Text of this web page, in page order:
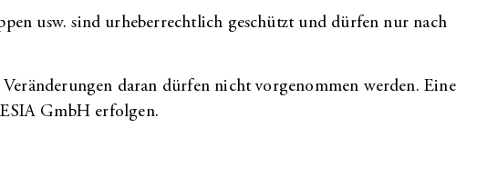
usw. sind urheberrechtlich geschützt und dürfen nur nach
daran dürfen nicht vorgenommen werden. Eine
GmbH erfolgen.